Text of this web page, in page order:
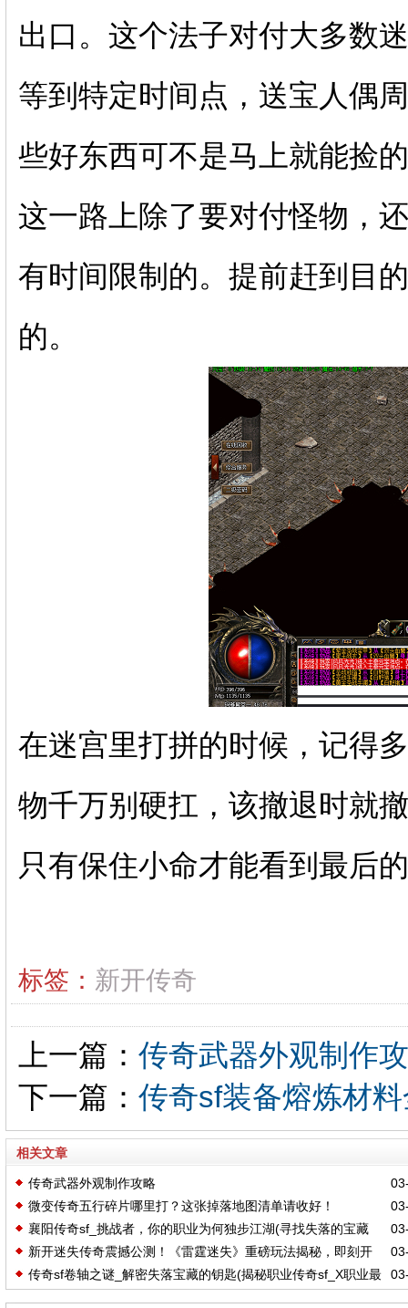
出口。这个法子对付大多数
等到特定时间点，送宝人偶
些好东西可不是马上就能捡
这一路上除了要对付怪物，
有时间限制的。提前赶到目
的。
在迷宫里打拼的时候，记得
物千万别硬扛，该撤退时就
只有保住小命才能看到最后
标签： 新开传奇
上一篇： 传奇武器外观制作
下一篇： 传奇sf装备熔炼材
相关文章
传奇武器外观制作攻略
微变传奇五行碎片哪里打？这张掉落地图清单请收好！
襄阳传奇sf_挑战者，你的职业为何独步江湖(寻找失落的宝藏
_ht传奇sf隐藏时装的秘境探索)
新开迷失传奇震撼公测！《雷霆迷失》重磅玩法揭秘，即刻开
战！
传奇sf卷轴之谜_解密失落宝藏的钥匙(揭秘职业传奇sf_X职业最
强连招攻略)